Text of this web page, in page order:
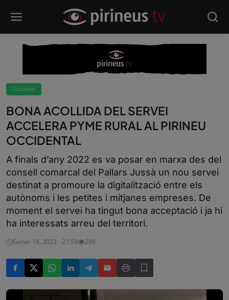
Societat
BONA ACOLLIDA DEL SERVEI
ACCELERA PYME RURAL AL PIRINEU
OCCIDENTAL
A finals d’any 2022 es va posar en marxa des del
consell comarcal del Pallars Jussà un nou servei
destinat a promoure la digitalització entre els
autònoms i les petites i mitjanes empreses. De
moment el servei ha tingut bona acceptació i ja hi
ha interessats arreu del territori.
Gener 18, 2023 - 21:58 298